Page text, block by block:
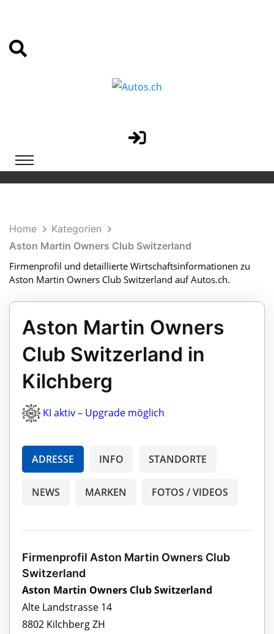
Home
Kategorien
Aston Martin Owners Club Switzerland
Firmenprofil und detaillierte Wirtschaftsinformationen zu
Aston Martin Owners Club Switzerland auf Autos.ch.
Aston Martin Owners
Club Switzerland in
Kilchberg
KI aktiv – Upgrade möglich
ADRESSE INFO STANDORTE
NEWS MARKEN FOTOS / VIDEOS
Firmenprofil Aston Martin Owners Club
Switzerland
Aston Martin Owners Club Switzerland
Alte Landstrasse 14
8802 Kilchberg ZH